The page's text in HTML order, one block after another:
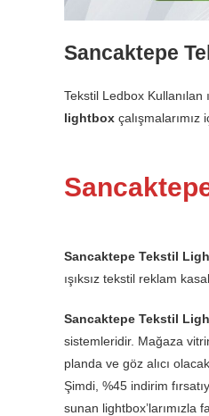
Sancaktepe
Tekstil Ledbox Kullanılan
lightbox çalışmalarımız
Sancaktepe Tekstil
ışıksız tekstil reklam
Sancaktepe Tekstil
sistemleridir. Mağaza
planda ve göz alıcı
Şimdi, %45 indirim
sunan lightbox’larımızla